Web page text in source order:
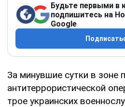
Будьте первыми в
подпишитесь на
Google
За минувшие сутки в зоне
антитеррористической
трое украинских